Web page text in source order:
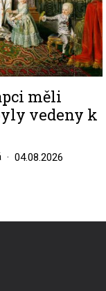
měli
vedeny k
04.08.2026